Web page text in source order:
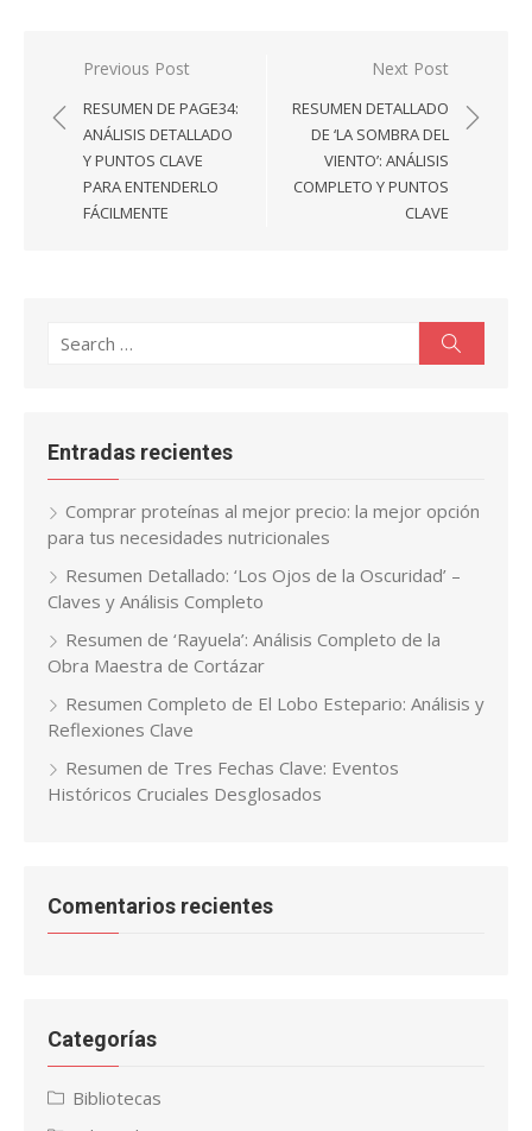
Navegación
de
entradas
Previous Post
RESUMEN DE PAGE34:
ANÁLISIS DETALLADO
Y PUNTOS CLAVE
PARA ENTENDERLO
FÁCILMENTE
Next Post
RESUMEN DETALLADO
DE ‘LA SOMBRA DEL
VIENTO’: ANÁLISIS
COMPLETO Y PUNTOS
CLAVE
Search
Entradas recientes
Comprar proteínas al mejor precio: la mejor opción
para tus necesidades nutricionales
Resumen Detallado: ‘Los Ojos de la Oscuridad’ –
Claves y Análisis Completo
Resumen de ‘Rayuela’: Análisis Completo de la
Obra Maestra de Cortázar
Resumen Completo de El Lobo Estepario: Análisis y
Reflexiones Clave
Resumen de Tres Fechas Clave: Eventos
Históricos Cruciales Desglosados
Comentarios recientes
Categorías
Bibliotecas